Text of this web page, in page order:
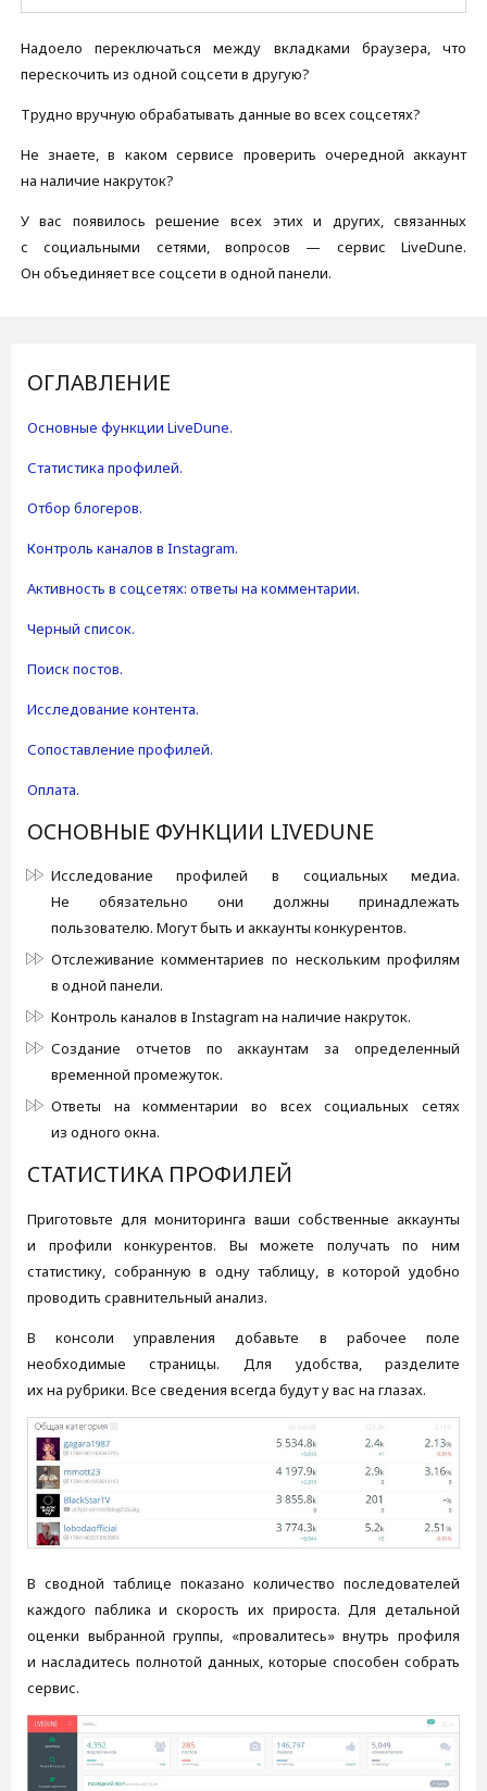
Надоело переключаться между вкладками браузера, что
перескочить из одной соцсети в другую?
Трудно вручную обрабатывать данные во всех соцсетях?
Не знаете, в каком сервисе проверить очередной аккаунт
на наличие накруток?
У вас появилось решение всех этих и других, связанных
с социальными сетями, вопросов — сервис LiveDune.
Он объединяет все соцсети в одной панели.
ОГЛАВЛЕНИЕ
Основные функции LiveDune.
Статистика профилей.
Отбор блогеров.
Контроль каналов в Instagram.
Активность в соцсетях: ответы на комментарии.
Черный список.
Поиск постов.
Исследование контента.
Сопоставление профилей.
Оплата.
ОСНОВНЫЕ ФУНКЦИИ LIVEDUNE
Исследование профилей в социальных медиа.
Не обязательно они должны принадлежать
пользователю. Могут быть и аккаунты конкурентов.
Отслеживание комментариев по нескольким профилям
в одной панели.
Контроль каналов в Instagram на наличие накруток.
Создание отчетов по аккаунтам за определенный
временной промежуток.
Ответы на комментарии во всех социальных сетях
из одного окна.
СТАТИСТИКА ПРОФИЛЕЙ
Приготовьте для мониторинга ваши собственные аккаунты
и профили конкурентов. Вы можете получать по ним
статистику, собранную в одну таблицу, в которой удобно
проводить сравнительный анализ.
В консоли управления добавьте в рабочее поле
необходимые страницы. Для удобства, разделите
их на рубрики. Все сведения всегда будут у вас на глазах.
В сводной таблице показано количество последователей
каждого паблика и скорость их прироста. Для детальной
оценки выбранной группы, «провалитесь» внутрь профиля
и насладитесь полнотой данных, которые способен собрать
сервис.